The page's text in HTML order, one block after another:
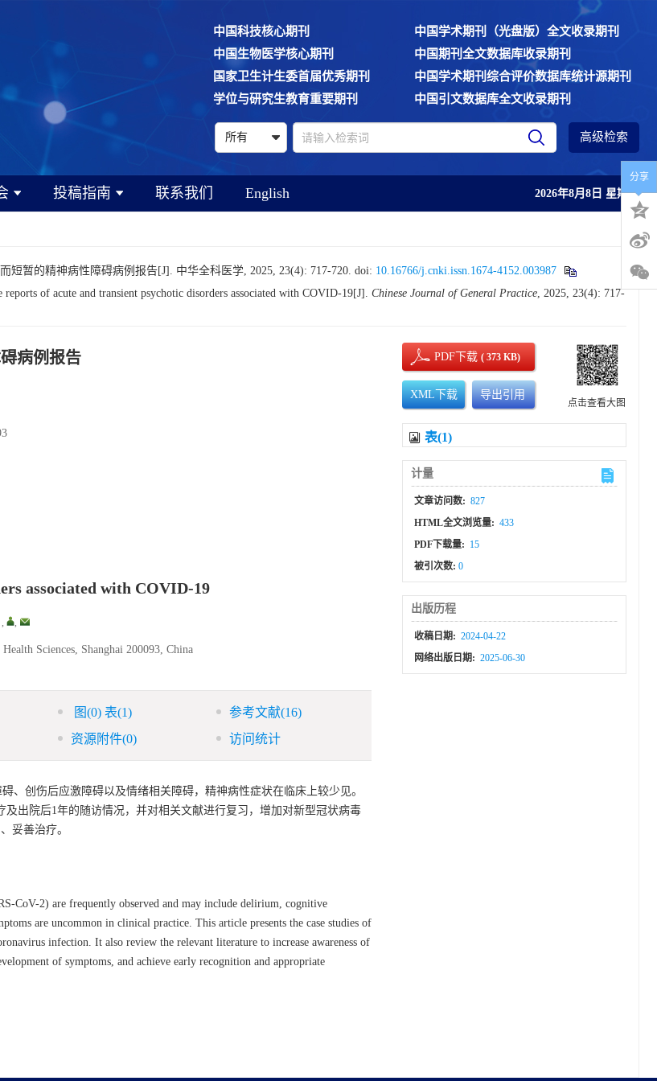
中国科技核心期刊
中国学术期刊（光盘版）全文收录期刊
中国生物医学核心期刊
中国期刊全文数据库收录期刊
国家卫生计生委首届优秀期刊
中国学术期刊综合评价数据库统计源期刊
学位与研究生教育重要期刊
中国引文数据库全文收录期刊
高级检索
投稿指南 联系我们 English 2026年8月8日 星期六
暂的精神病性障碍病例报告[J]. 中华全科医学, 2025, 23(4): 717-720. doi: 10.16766/j.cnki.issn.1674-4152.003987
of acute and transient psychotic disorders associated with COVID-19[J]. Chinese Journal of General Practice, 2025, 23(4): 717-
病例报告
associated with COVID-19
, ,
Sciences, Shanghai 200093, China
图(0)表(1) 参考文献(16)
资源附件(0) 访问统计
、创伤后应激障碍以及情绪相关障碍，精神病性症状在临床上较少见。
出院后1年的随访情况，并对相关文献进行复习，增加对新型冠状病毒
妥善治疗。
CoV-2) are frequently observed and may include delirium, cognitive
are uncommon in clinical practice. This article presents the case studies of
infection. It also review the relevant literature to increase awareness of
of symptoms, and achieve early recognition and appropriate
PDF下载( 373 KB)
XML下载 导出引用
点击查看大图
表(1)
计量
文章访问数: 827
HTML全文浏览量: 433
PDF下载量: 15
被引次数:0
出版历程
收稿日期: 2024-04-22
网络出版日期: 2025-06-30
分享